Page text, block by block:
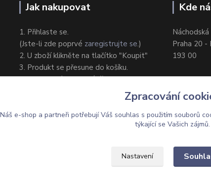
Jak nakupovat
1. Přihlaste se.
(Jste-li zde poprvé zaregistrujte se.)
2. U zboží klikněte na tlačítko "Koupit"
3. Produkt se přesune do košíku.
4. Zvolte způsob dodání/platby.
Kde
Praha 20 -
193 00
Upravit sběr cookies.
Zpracování
Náš e-shop a partneři potřebují Váš souhlas s použitím souborů
týkající se Vašich zájmů.
Nastavení